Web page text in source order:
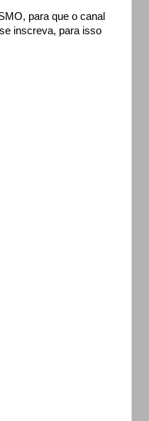
para que o canal
inscreva, para isso